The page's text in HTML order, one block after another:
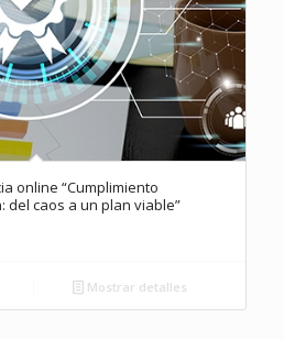
online “Cumplimiento
caos a un plan viable”
Mostrar detalles